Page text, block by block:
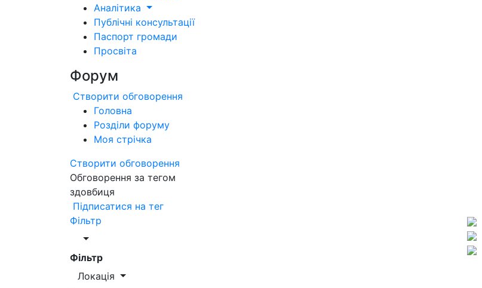
Аналітика
Публічні консультації
Паспорт громади
Просвіта
Форум
Створити обговорення
Головна
Розділи форуму
Моя стрічка
Створити обговорення
Обговорення за тегом
здовбиця
Підписатися на тег
Фільтр
Фільтр
Локація